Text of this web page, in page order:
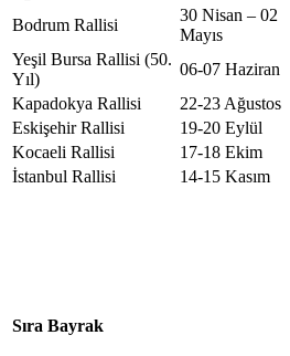
Bodrum Rallisi
30 Nisan – 02
Mayıs
Yeşil Bursa Rallisi (50.
Yıl)
06-07 Haziran
Kapadokya Rallisi
22-23 Ağustos
Eskişehir Rallisi
19-20 Eylül
Kocaeli Rallisi
17-18 Ekim
İstanbul Rallisi
14-15 Kasım
Sıra Bayrak